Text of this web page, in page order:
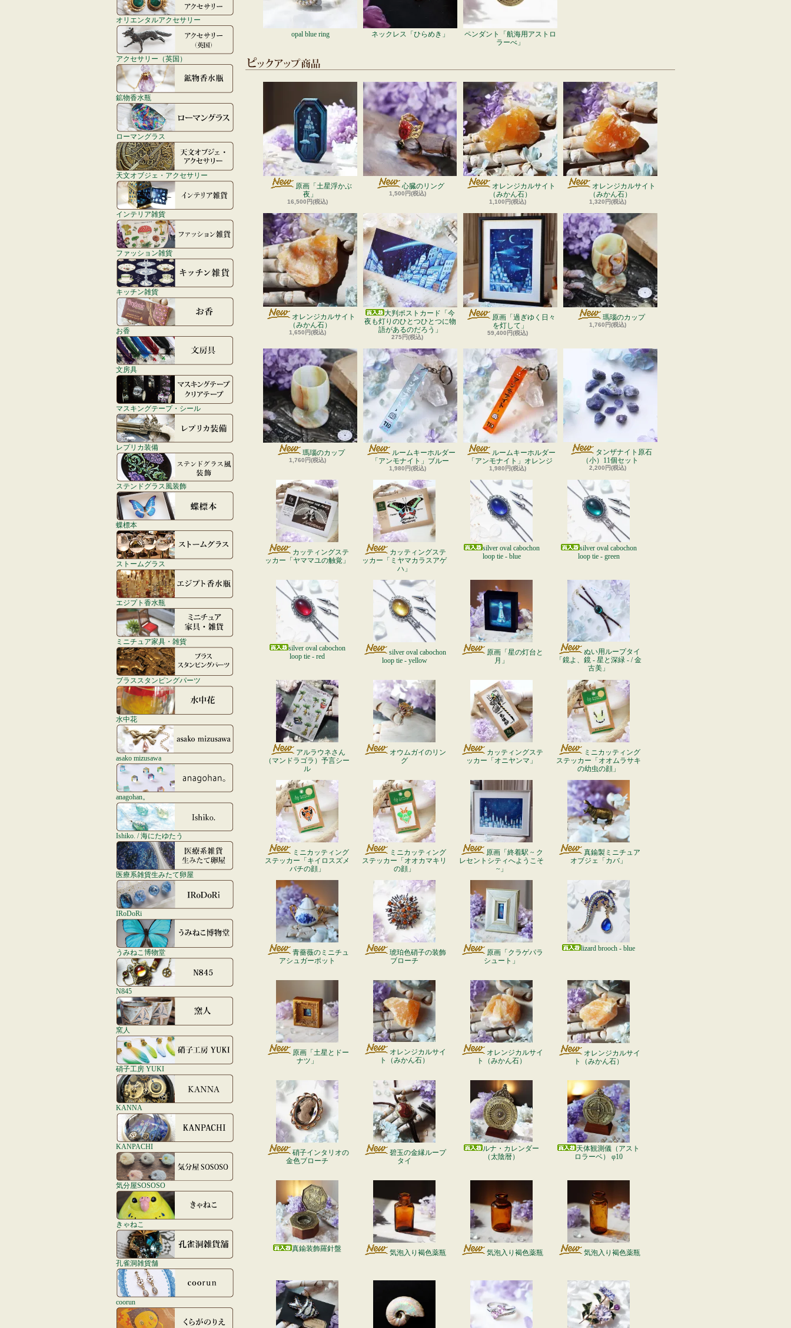
オリエンタルアクセサリー
アクセサリー（英国）
鉱物香水瓶
ローマングラス
天文オブジェ・アクセサリー
インテリア雑貨
ファッション雑貨
キッチン雑貨
お香
文房具
マスキングテープ・シール
レプリカ装備
ステンドグラス風装飾
蝶標本
ストームグラス
エジプト香水瓶
ミニチュア家具・雑貨
ブラススタンピングパーツ
水中花
asako mizusawa
anagohan。
Ishiko. / 海にたゆたう
医療系雑貨生みたて卵屋
IRoDoRi
うみねこ博物堂
N845
窯人
硝子工房 YUKI
KANNA
KANPACHI
気分屋SOSOSO
きゃねこ
孔雀洞雑貨舗
coorun
opal blue ring ネックレス「ひらめき」
ペンダント「航海用アストロ
ラーべ」
原画「土星浮かぶ
夜」
16,500円(税込)
心臓のリング
1,500円(税込)
オレンジカルサイト
（みかん石）
1,100円(税込)
オレンジカルサイト
（みかん石）
1,320円(税込)
オレンジカルサイト
（みかん石）
1,650円(税込)
大判ポストカード「今
夜も灯りのひとつひとつに物
語があるのだろう」
275円(税込)
原画「過ぎゆく日々
を灯して」
59,400円(税込)
瑪瑙のカップ
1,760円(税込)
瑪瑙のカップ
1,760円(税込)
ルームキーホルダー
「アンモナイト」ブルー
1,980円(税込)
ルームキーホルダー
「アンモナイト」オレンジ
1,980円(税込)
タンザナイト原石
（小）11個セット
2,200円(税込)
カッティングステ
ッカー「ヤママユの触覚」
カッティングステ
ッカー「ミヤマカラスアゲ
ハ」
silver oval cabochon
loop tie - blue
silver oval cabochon
loop tie - green
silver oval cabochon
loop tie - red
silver oval cabochon
loop tie - yellow
原画「星の灯台と
月」
ぬい用ループタイ
「鏡よ、鏡 - 星と深緑 - / 金
古美」
アルラウネさん
（マンドラゴラ）予言シー
ル
オウムガイのリン
グ
カッティングステ
ッカー「オニヤンマ」
ミニカッティング
ステッカー「オオムラサキ
の幼虫の顔」
ミニカッティング
ステッカー「キイロスズメ
バチの顔」
ミニカッティング
ステッカー「オオカマキリ
の顔」
原画「終着駅 ~ ク
レセントシティへようこそ
~」
真鍮製ミニチュア
オブジェ「カバ」
青薔薇のミニチュ
アシュガーポット
琥珀色硝子の装飾
ブローチ
原画「クラゲパラ
シュート」
lizard brooch - blue
原画「土星とドー
ナツ」
オレンジカルサイ
ト（みかん石）
オレンジカルサイ
ト（みかん石）
オレンジカルサイ
ト（みかん石）
硝子インタリオの
金色ブローチ
碧玉の金縁ループ
タイ
ルナ・カレンダー
（太陰暦）
天体観測儀（アスト
ロラーベ） φ10
真鍮装飾羅針盤 気泡入り褐色薬瓶 気泡入り褐色薬瓶 気泡入り褐色薬瓶